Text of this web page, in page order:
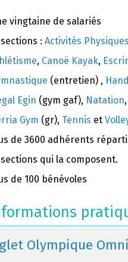
vingtaine de salariés
sections : Activités
, Canoë Kayak,
(entretien) ,
Egin (gym gaf), Natation,
Gym (gr), Tennis et
de 3600 adhérents
sections qui la composent.
de 100 bénévoles
Olympique